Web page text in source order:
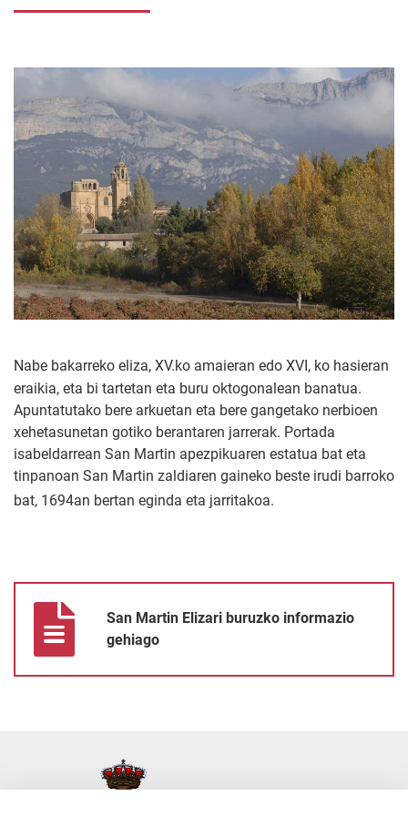
Nabe bakarreko eliza, XV.ko amaieran edo XVI, ko hasieran
eraikia, eta bi tartetan eta buru oktogonalean banatua.
Apuntatutako bere arkuetan eta bere gangetako nerbioen
xehetasunetan gotiko berantaren jarrerak. Portada
isabeldarrean San Martin apezpikuaren estatua bat eta
tinpanoan San Martin zaldiaren gaineko beste irudi barroko
bat, 1694an bertan eginda eta jarritakoa.
San Martin Elizari buruzko informazio
gehiago